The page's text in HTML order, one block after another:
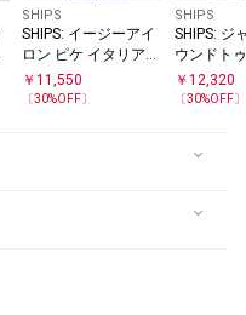
SHIPS
SHIPS: イージーアイ
ロン ピケ イタリアン
ボタンダウンカラー
シャツ
￥ 11,550
〔30%OFF〕
SHIPS
SHIPS: ジ
ウンドト
ピースカ
￥12,320
〔30%OFF〕